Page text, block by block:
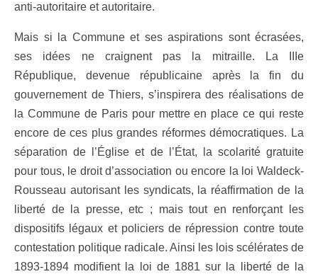
anti-autoritaire et autoritaire.
Mais si la Commune et ses aspirations sont écrasées,
ses idées ne craignent pas la mitraille. La IIIe
République, devenue républicaine après la fin du
gouvernement de Thiers, s’inspirera des réalisations de
la Commune de Paris pour mettre en place ce qui reste
encore de ces plus grandes réformes démocratiques. La
séparation de l’Église et de l’État, la scolarité gratuite
pour tous, le droit d’association ou encore la loi Waldeck-
Rousseau autorisant les syndicats, la réaffirmation de la
liberté de la presse, etc ; mais tout en renforçant les
dispositifs légaux et policiers de répression contre toute
contestation politique radicale. Ainsi les lois scélérates de
1893-1894 modifient la loi de 1881 sur la liberté de la